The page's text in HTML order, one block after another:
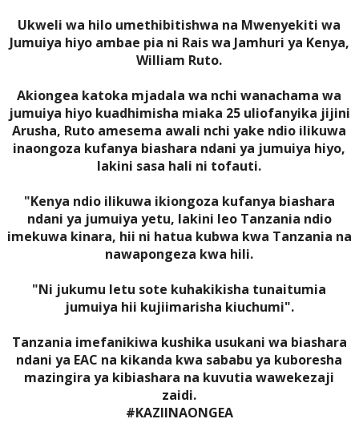
Ukweli wa hilo umethibitishwa na Mwenyekiti wa
Jumuiya hiyo ambae pia ni Rais wa Jamhuri ya Kenya,
William Ruto.
Akiongea katoka mjadala wa nchi wanachama wa
jumuiya hiyo kuadhimisha miaka 25 uliofanyika jijini
Arusha, Ruto amesema awali nchi yake ndio ilikuwa
inaongoza kufanya biashara ndani ya jumuiya hiyo,
lakini sasa hali ni tofauti.
"Kenya ndio ilikuwa ikiongoza kufanya biashara
ndani ya jumuiya yetu, lakini leo Tanzania ndio
imekuwa kinara, hii ni hatua kubwa kwa Tanzania na
nawapongeza kwa hili.
"Ni jukumu letu sote kuhakikisha tunaitumia
jumuiya hii kujiimarisha kiuchumi".
Tanzania imefanikiwa kushika usukani wa biashara
ndani ya EAC na kikanda kwa sababu ya kuboresha
mazingira ya kibiashara na kuvutia wawekezaji
zaidi.
#KAZIINAONGEA